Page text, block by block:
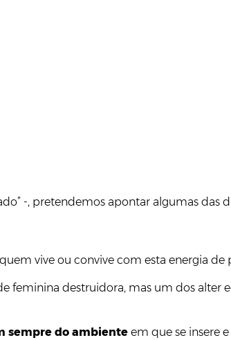
-, pretendemos apontar algumas
vive ou convive com esta energia
feminina destruidora, mas um dos alter
sempre do ambiente em que se insere